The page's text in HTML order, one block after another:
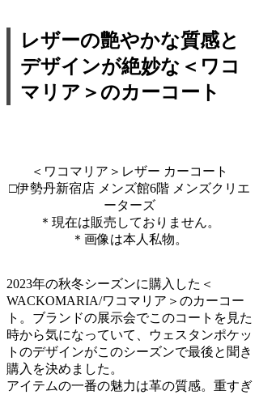
レザーの艶やかな質感と
デザインが絶妙な＜ワコ
マリア＞のカーコート
＜ワコマリア＞レザー カーコート
□伊勢丹新宿店 メンズ館6階 メンズクリエ
ーターズ
＊現在は販売しておりません。
＊画像は本人私物。
2023年の秋冬シーズンに購入した＜
WACKOMARIA/ワコマリア＞のカーコー
ト。ブランドの展示会でこのコートを見た
時から気になっていて、ウェスタンポケッ
トのデザインがこのシーズンで最後と聞き
購入を決めました。
アイテムの一番の魅力は革の質感。重すぎ